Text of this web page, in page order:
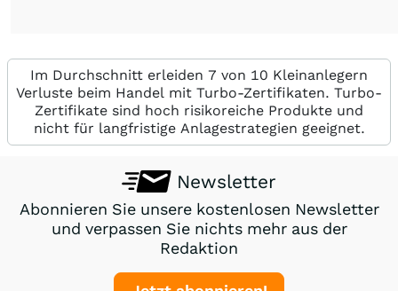
Im Durchschnitt erleiden 7 von 10 Kleinanlegern
Verluste beim Handel mit Turbo-Zertifikaten. Turbo-
Zertifikate sind hoch risikoreiche Produkte und
nicht für langfristige Anlagestrategien geeignet.
Newsletter
Abonnieren Sie unsere kostenlosen Newsletter
und verpassen Sie nichts mehr aus der
Redaktion